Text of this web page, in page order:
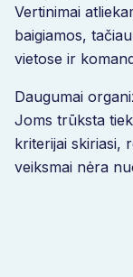
Vertinimai
baigiamos,
vietose ir
Daugumai
Joms trūksta
kriterijai skiriasi,
veiksmai nėra